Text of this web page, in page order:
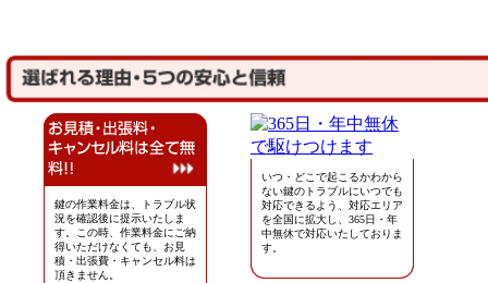
鍵の作業料金は、トラブル状
況を確認後に提示いたしま
す。この時、作業料金にご納
得いただけなくても、お見
積・出張費・キャンセル料は
頂きません。
いつ・どこで起こるかわから
ない鍵のトラブルにいつでも
対応できるよう、対応エリア
を全国に拡大し、365日・年
中無休で対応いたしておりま
す。